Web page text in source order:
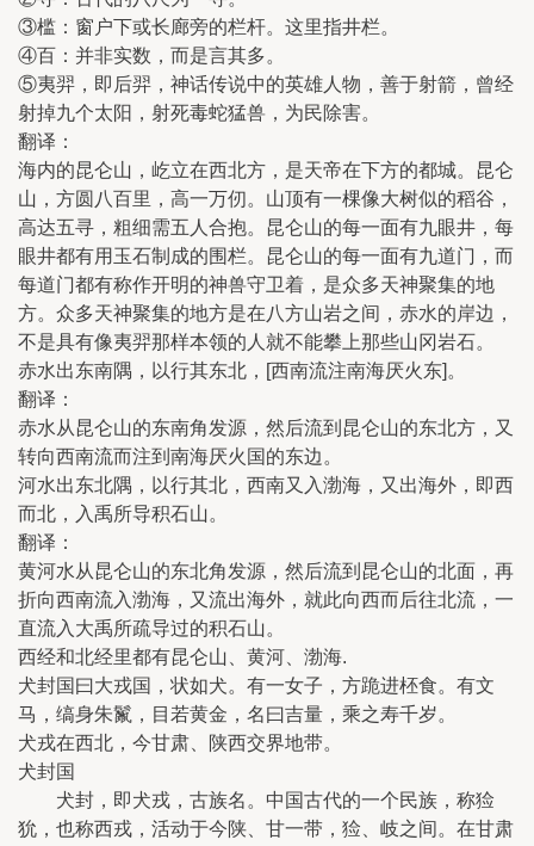
③槛：窗户下或长廊旁的栏杆。这里指井栏。
④百：并非实数，而是言其多。
⑤夷羿，即后羿，神话传说中的英雄人物，善于射箭，曾经
射掉九个太阳，射死毒蛇猛兽，为民除害。
翻译：
海内的昆仑山，屹立在西北方，是天帝在下方的都城。昆仑
山，方圆八百里，高一万仞。山顶有一棵像大树似的稻谷，
高达五寻，粗细需五人合抱。昆仑山的每一面有九眼井，每
眼井都有用玉石制成的围栏。昆仑山的每一面有九道门，而
每道门都有称作开明的神兽守卫着，是众多天神聚集的地
方。众多天神聚集的地方是在八方山岩之间，赤水的岸边，
不是具有像夷羿那样本领的人就不能攀上那些山冈岩石。
赤水出东南隅，以行其东北，[西南流注南海厌火东]。
翻译：
赤水从昆仑山的东南角发源，然后流到昆仑山的东北方，又
转向西南流而注到南海厌火国的东边。
河水出东北隅，以行其北，西南又入渤海，又出海外，即西
而北，入禹所导积石山。
翻译：
黄河水从昆仑山的东北角发源，然后流到昆仑山的北面，再
折向西南流入渤海，又流出海外，就此向西而后往北流，一
直流入大禹所疏导过的积石山。
西经和北经里都有昆仑山、黄河、渤海.
犬封国曰大戎国，状如犬。有一女子，方跪进柸食。有文
马，缟身朱鬣，目若黄金，名曰吉量，乘之寿千岁。
犬戎在西北，今甘肃、陕西交界地带。
犬封国
犬封，即犬戎，古族名。中国古代的一个民族，称猃
狁，也称西戎，活动于今陕、甘一带，猃、岐之间。在甘肃